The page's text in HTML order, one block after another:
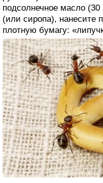
подсолнечное масло
(или сиропа), нанесите
плотную бумагу: